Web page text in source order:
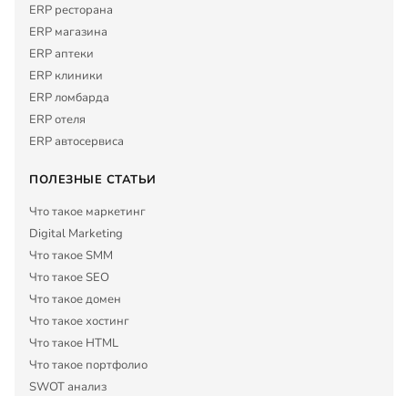
ERP ресторана
ERP магазина
ERP аптеки
ERP клиники
ERP ломбарда
ERP отеля
ERP автосервиса
ПОЛЕЗНЫЕ СТАТЬИ
Что такое маркетинг
Digital Marketing
Что такое SMM
Что такое SEO
Что такое домен
Что такое хостинг
Что такое HTML
Что такое портфолио
SWOT анализ